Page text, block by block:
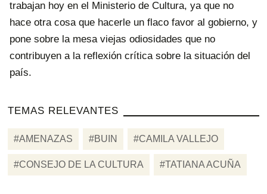
trabajan hoy en el Ministerio de Cultura, ya que no
hace otra cosa que hacerle un flaco favor al gobierno, y
pone sobre la mesa viejas odiosidades que no
contribuyen a la reflexión crítica sobre la situación del
país.
TEMAS RELEVANTES
#AMENAZAS #BUIN #CAMILA VALLEJO
#CONSEJO DE LA CULTURA #TATIANA ACUÑA